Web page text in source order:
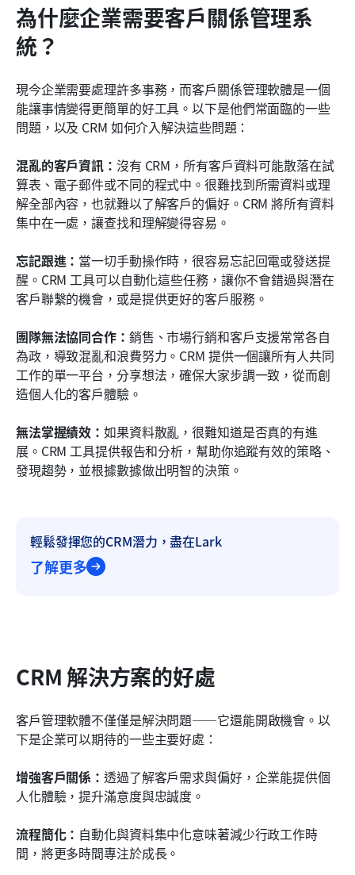
為什麼企業需要客戶關係管理系
統？
現今企業需要處理許多事務，而客戶關係管理軟體是一個
能讓事情變得更簡單的好工具。以下是他們常面臨的一些
問題，以及 CRM 如何介入解決這些問題：
混亂的客戶資訊： 沒有 CRM，所有客戶資料可能散落在試
算表、電子郵件或不同的程式中。很難找到所需資料或理
解全部內容，也就難以了解客戶的偏好。CRM 將所有資料
集中在一處，讓查找和理解變得容易。
忘記跟進： 當一切手動操作時，很容易忘記回電或發送提
醒。CRM 工具可以自動化這些任務，讓你不會錯過與潛在
客戶聯繫的機會，或是提供更好的客戶服務。
團隊無法協同合作： 銷售、市場行銷和客戶支援常常各自
為政，導致混亂和浪費努力。CRM 提供一個讓所有人共同
工作的單一平台，分享想法，確保大家步調一致，從而創
造個人化的客戶體驗。
無法掌握績效：如果資料散亂，很難知道是否真的有進
展。CRM 工具提供報告和分析，幫助你追蹤有效的策略、
發現趨勢，並根據數據做出明智的決策。
輕鬆發揮您的CRM潛力，盡在Lark
了解更多
CRM 解決方案的好處
客戶管理軟體不僅僅是解決問題——它還能開啟機會。以
下是企業可以期待的一些主要好處：
增強客戶關係：透過了解客戶需求與偏好，企業能提供個
人化體驗，提升滿意度與忠誠度。
流程簡化： 自動化與資料集中化意味著減少行政工作時
間，將更多時間專注於成長。